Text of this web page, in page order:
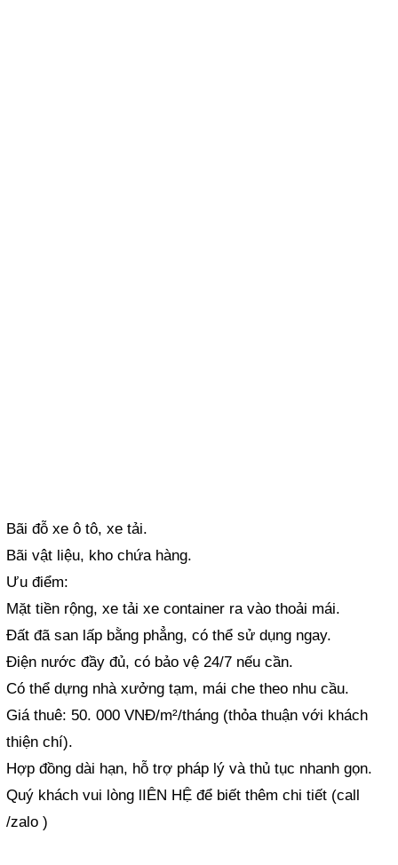
Bãi đỗ xe ô tô, xe tải.
Bãi vật liệu, kho chứa hàng.
Ưu điểm:
Mặt tiền rộng, xe tải xe container ra vào thoải mái.
Đất đã san lấp bằng phẳng, có thể sử dụng ngay.
Điện nước đầy đủ, có bảo vệ 24/7 nếu cần.
Có thể dựng nhà xưởng tạm, mái che theo nhu cầu.
Giá thuê: 50. 000 VNĐ/m²/tháng (thỏa thuận với khách
thiện chí).
Hợp đồng dài hạn, hỗ trợ pháp lý và thủ tục nhanh gọn.
Quý khách vui lòng lIÊN HỆ để biết thêm chi tiết (call
/zalo )